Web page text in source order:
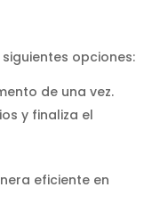
opciones:
de una vez.
y finaliza el
eficiente en